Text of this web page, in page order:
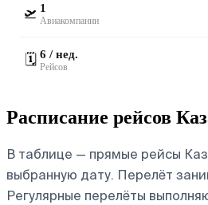
🛫 1
Авиакомпании
🗓️ 6 / нед.
Рейсов
Расписание рейсов
В таблице — прямые рейсы
выбранную дату. Перелёт
Регулярные перелёты